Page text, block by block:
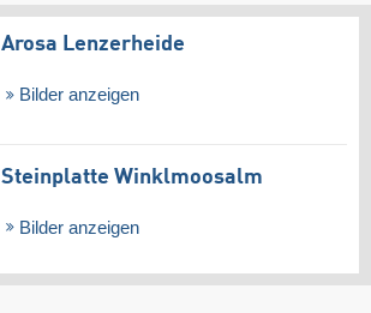
Arosa Lenzerheide
Bilder anzeigen
Steinplatte Winklmoosalm
Bilder anzeigen